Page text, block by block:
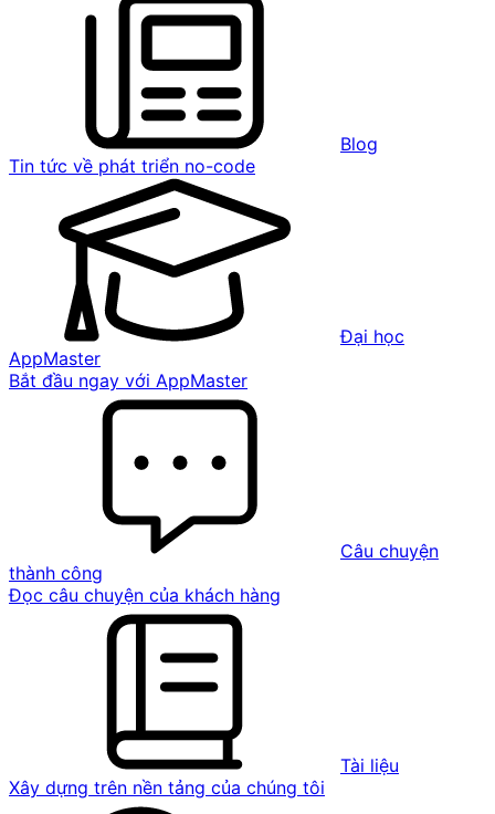
Blog
Tin tức về phát triển no-code
Đại học
AppMaster
Bắt đầu ngay với AppMaster
Câu chuyện
thành công
Đọc câu chuyện của khách hàng
Tài liệu
Xây dựng trên nền tảng của chúng tôi